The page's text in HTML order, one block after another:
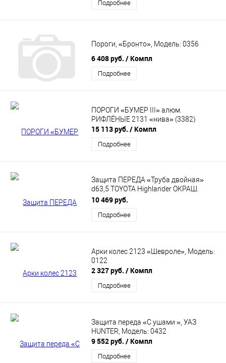
Подробнее
Пороги, «Бронто», Модель: 0356
6 408 руб. / Компл
Подробнее
ПОРОГИ «БУМЕР III» алюм.
РИФЛЁНЫЕ 2131 «нива» (3382)
15 113 руб. / Компл
Подробнее
Защита ПЕРЕДА «Труба двойная»
d63,5 TOYOTA Highlander ОКРАШ.
1631К
10 469 руб.
Подробнее
Арки колес 2123 «Шевроле», Модель:
0122
2 327 руб. / Компл
Подробнее
Защита переда «С ушами », УАЗ
HUNTER, Модель: 0432
9 552 руб. / Компл
Подробнее